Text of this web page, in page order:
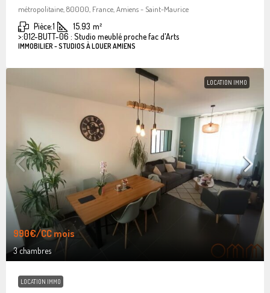
métropolitaine, 80000, France, Amiens - Saint-Maurice
Pièce:1 15.93 m²
>:012-BUTT-06 : Studio meublé proche fac d'Arts
IMMOBILIER - STUDIOS À LOUER AMIENS
LOCATION IMMO
990€/CC mois
3 chambres
LOCATION IMMO